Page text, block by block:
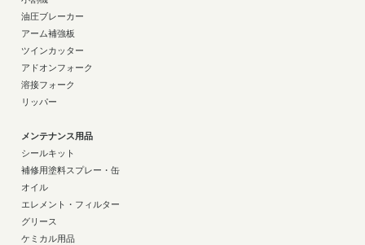
油圧ブレーカー
アーム補強板
ツインカッター
アドオンフォーク
溶接フォーク
リッパー
メンテナンス用品
シールキット
補修用塗料スプレー・缶
オイル
エレメント・フィルター
グリース
ケミカル用品